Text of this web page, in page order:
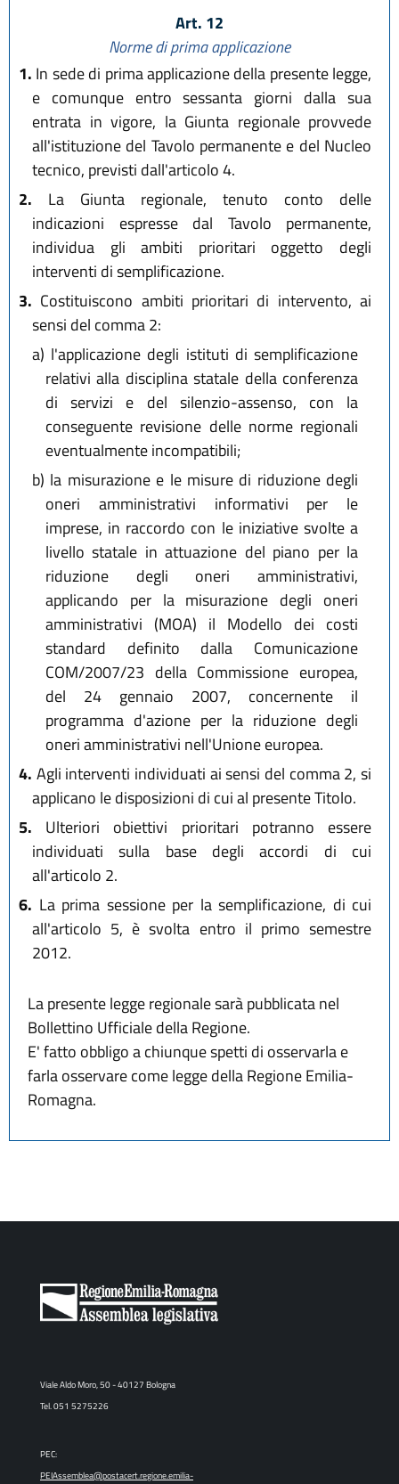
Art. 12
Norme di prima applicazione
1. In sede di prima applicazione della presente legge,
e comunque entro sessanta giorni dalla sua
entrata in vigore, la Giunta regionale provvede
all'istituzione del Tavolo permanente e del Nucleo
tecnico, previsti dall'articolo 4.
2. La Giunta regionale, tenuto conto delle
indicazioni espresse dal Tavolo permanente,
individua gli ambiti prioritari oggetto degli
interventi di semplificazione.
3. Costituiscono ambiti prioritari di intervento, ai
sensi del comma 2:
a) l'applicazione degli istituti di semplificazione
relativi alla disciplina statale della conferenza
di servizi e del silenzio-assenso, con la
conseguente revisione delle norme regionali
eventualmente incompatibili;
b) la misurazione e le misure di riduzione degli
oneri amministrativi informativi per le
imprese, in raccordo con le iniziative svolte a
livello statale in attuazione del piano per la
riduzione degli oneri amministrativi,
applicando per la misurazione degli oneri
amministrativi (MOA) il Modello dei costi
standard definito dalla Comunicazione
COM/2007/23 della Commissione europea,
del 24 gennaio 2007, concernente il
programma d'azione per la riduzione degli
oneri amministrativi nell'Unione europea.
4. Agli interventi individuati ai sensi del comma 2, si
applicano le disposizioni di cui al presente Titolo.
5. Ulteriori obiettivi prioritari potranno essere
individuati sulla base degli accordi di cui
all'articolo 2.
6. La prima sessione per la semplificazione, di cui
all'articolo 5, è svolta entro il primo semestre
2012.
La presente legge regionale sarà pubblicata nel
Bollettino Ufficiale della Regione.
E' fatto obbligo a chiunque spetti di osservarla e
farla osservare come legge della Regione Emilia-
Romagna.
Viale Aldo Moro, 50 - 40127 Bologna
Tel. 051 5275226
PEC:
PEIAssemblea@postacert.regione.emilia-